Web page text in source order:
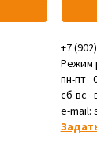
+7
Режим
пн-пт
сб-вс
e-mail: